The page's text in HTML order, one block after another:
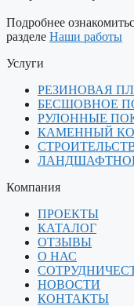
Подробнее
разделе Наши работы
Услуги
РЕЗИНОВАЯ
БЕСШОВНОЕ
РУЛОННЫЕ
КАМЕННЫЙ
Компания
ПРОЕКТЫ
КАТАЛОГ
ОТЗЫВЫ
О НАС
НОВОСТИ
КОНТАКТЫ